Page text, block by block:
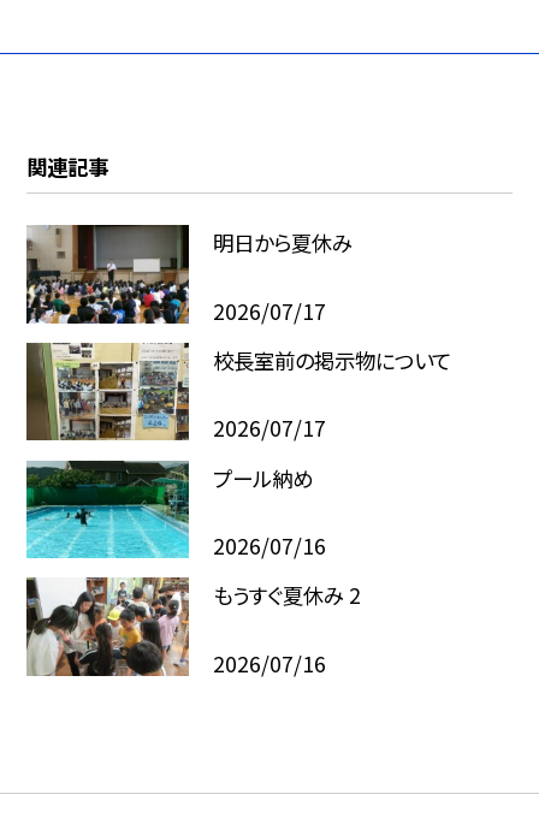
関連記事
明日から夏休み
2026/07/17
校長室前の掲示物について
2026/07/17
プール納め
2026/07/16
もうすぐ夏休み 2
2026/07/16